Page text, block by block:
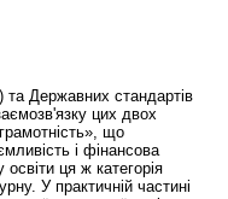
та Державних стандартів
цих двох
що
і фінансова
освіти ця ж категорія
У практичній частині